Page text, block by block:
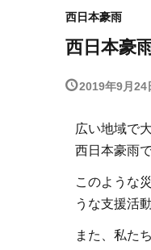
西日本豪雨
西日本豪
2019年9月24
広い地域で
西日本豪雨
このような
うな支援活
また、私た